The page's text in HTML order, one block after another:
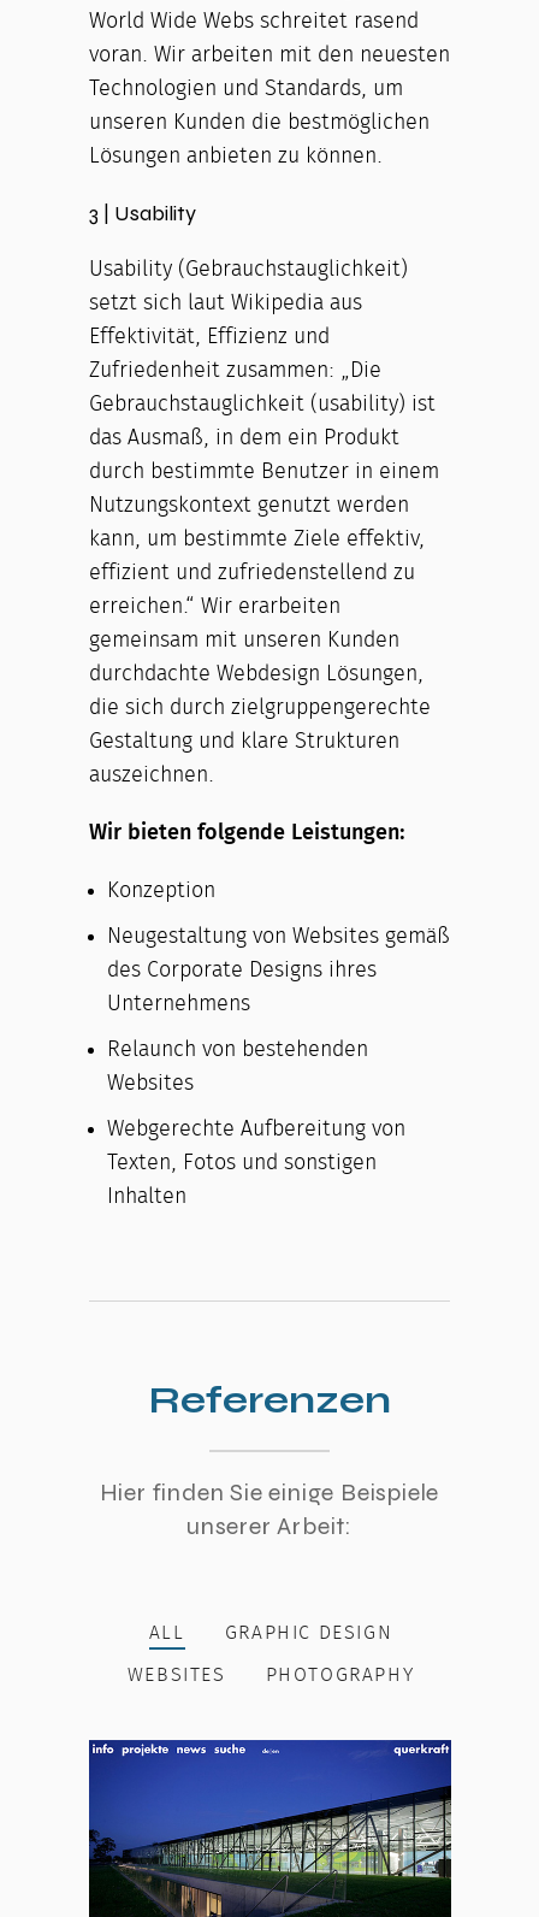
World Wide Webs schreitet rasend
voran. Wir arbeiten mit den neuesten
Technologien und Standards, um
unseren Kunden die bestmöglichen
Lösungen anbieten zu können.
3 | Usability
Usability (Gebrauchstauglichkeit)
setzt sich laut Wikipedia aus
Effektivität, Effizienz und
Zufriedenheit zusammen: „Die
Gebrauchstauglichkeit (usability) ist
das Ausmaß, in dem ein Produkt
durch bestimmte Benutzer in einem
Nutzungskontext genutzt werden
kann, um bestimmte Ziele effektiv,
effizient und zufriedenstellend zu
erreichen.“ Wir erarbeiten
gemeinsam mit unseren Kunden
durchdachte Webdesign Lösungen,
die sich durch zielgruppengerechte
Gestaltung und klare Strukturen
auszeichnen.
Wir bieten folgende Leistungen:
Konzeption
Neugestaltung von Websites gemäß
des Corporate Designs ihres
Unternehmens
Relaunch von bestehenden
Websites
Webgerechte Aufbereitung von
Texten, Fotos und sonstigen
Inhalten
Referenzen
Hier finden Sie einige Beispiele
unserer Arbeit:
ALL GRAPHIC DESIGN
WEBSITES PHOTOGRAPHY